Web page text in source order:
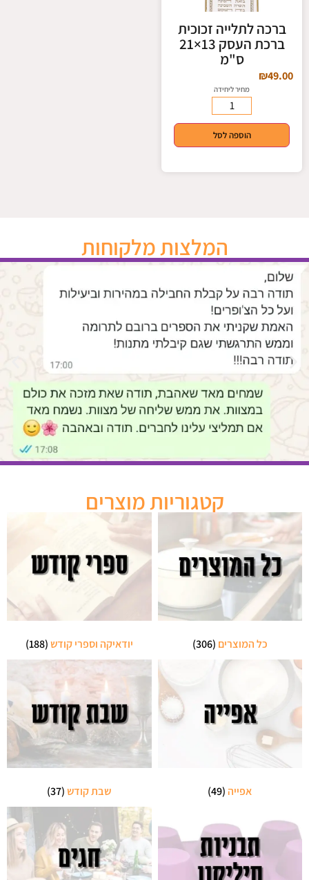
ברכה לתלייה זכוכית
ברכת העסק 13×21
ס"מ
₪49.00
מחיר ליחידה
הוספה לסל
המלצות מלקוחות
קטגוריות מוצרים
כל המוצרים (306) יודאיקה וספרי קודש(188)
אפייה(49) שבת קודש(37)